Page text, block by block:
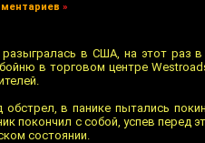
»
разыгралась в США, на этот раз
в торговом центре
в панике пытались
покончил с собой, успев перед
состоянии.